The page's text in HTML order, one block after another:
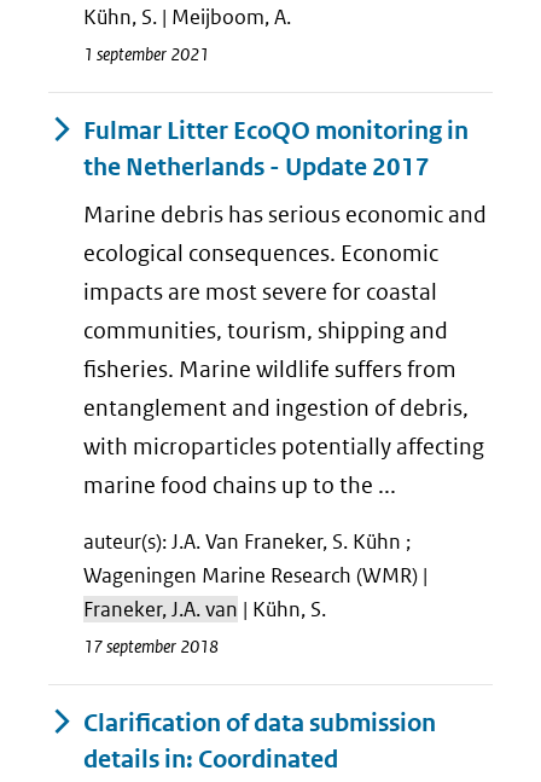
Kühn, S. | Meijboom, A.
1 september 2021
Fulmar Litter EcoQO monitoring in
the Netherlands - Update 2017
Marine debris has serious economic and
ecological consequences. Economic
impacts are most severe for coastal
communities, tourism, shipping and
fisheries. Marine wildlife suffers from
entanglement and ingestion of debris,
with microparticles potentially affecting
marine food chains up to the ...
auteur(s): J.A. Van Franeker, S. Kühn ;
Wageningen Marine Research (WMR) |
Franeker, J.A. van | Kühn, S.
17 september 2018
Clarification of data submission
details in: Coordinated